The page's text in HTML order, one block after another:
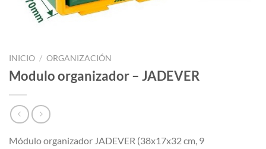
INICIO / ORGANIZACIÓN
Modulo organizador – JADEVER
Módulo organizador JADEVER (38x17x32 cm, 9